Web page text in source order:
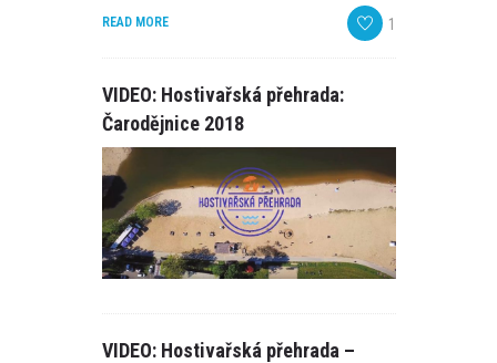
READ MORE 1
VIDEO: Hostivařská přehrada:
Čarodějnice 2018
VIDEO: Hostivařská přehrada –